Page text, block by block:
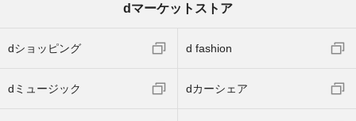
dマーケットストア
dショッピング d fashion
dミュージック dカーシェア